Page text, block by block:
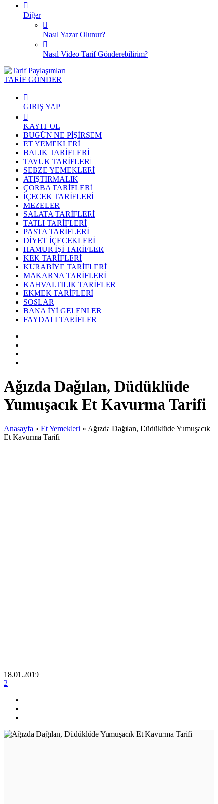
Diğer
Nasıl Yazar Olunur?
Nasıl Video Tarif Gönderebilirim?
TARİF GÖNDER
GİRİŞ YAP
KAYIT OL
BUGÜN NE PİŞİRSEM
ET YEMEKLERİ
BALIK TARİFLERİ
TAVUK TARİFLERİ
SEBZE YEMEKLERİ
ATIŞTIRMALIK
ÇORBA TARİFLERİ
İÇECEK TARİFLERİ
MEZELER
SALATA TARİFLERİ
TATLI TARİFLERİ
PASTA TARİFLERİ
DİYET İÇECEKLERİ
HAMUR İŞİ TARİFLER
KEK TARİFLERİ
KURABİYE TARİFLERİ
MAKARNA TARİFLERİ
KAHVALTILIK TARİFLER
EKMEK TARİFLERİ
SOSLAR
BANA İYİ GELENLER
FAYDALI TARİFLER
Ağızda Dağılan, Düdüklüde
Yumuşacık Et Kavurma Tarifi
Anasayfa » Et Yemekleri » Ağızda Dağılan, Düdüklüde Yumuşacık
Et Kavurma Tarifi
18.01.2019
2